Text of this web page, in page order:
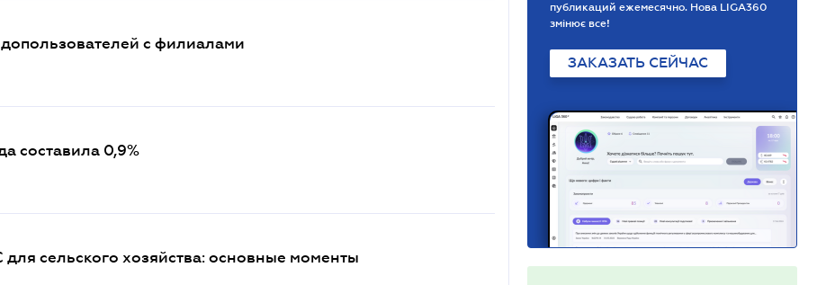
с филиалами
составила 0,9%
сельского хозяйства: основные моменты
публикаций ежемесячно. Нова LIGA360
змінює все!
ЗАКАЗАТЬ СЕЙЧАС